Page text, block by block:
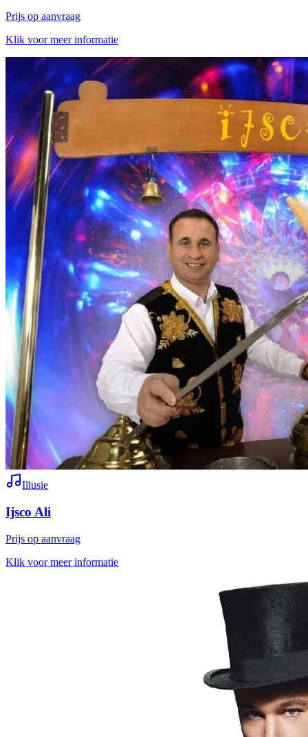
Prijs op aanvraag
Klik voor meer informatie
Illusie
Ijsco Ali
Prijs op aanvraag
Klik voor meer informatie